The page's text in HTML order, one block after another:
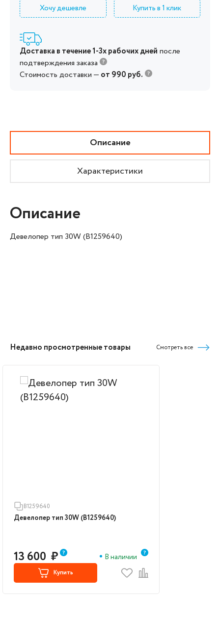
Хочу дешевле Купить в 1 клик
Доставка в течение 1-3х рабочих дней после
подтверждения заказа
Стоимость доставки — от 990 руб.
Описание
Характеристики
Описание
Девелопер тип 30W (B1259640)
Недавно просмотренные товары Смотреть все
B1259640
Девелопер тип 30W (B1259640)
13 600 ₽ В наличии
Купить